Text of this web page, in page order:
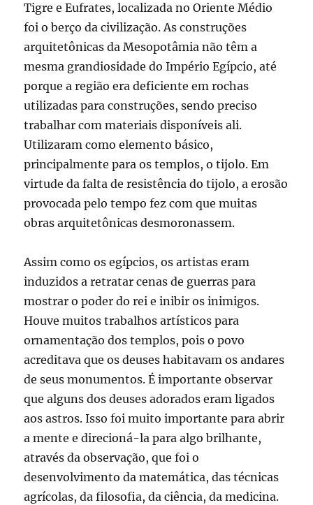
Tigre e Eufrates, localizada no Oriente Médio
foi o berço da civilização. As construções
arquitetônicas da Mesopotâmia não têm a
mesma grandiosidade do Império Egípcio, até
porque a região era deficiente em rochas
utilizadas para construções, sendo preciso
trabalhar com materiais disponíveis ali.
Utilizaram como elemento básico,
principalmente para os templos, o tijolo. Em
virtude da falta de resistência do tijolo, a erosão
provocada pelo tempo fez com que muitas
obras arquitetônicas desmoronassem.
Assim como os egípcios, os artistas eram
induzidos a retratar cenas de guerras para
mostrar o poder do rei e inibir os inimigos.
Houve muitos trabalhos artísticos para
ornamentação dos templos, pois o povo
acreditava que os deuses habitavam os andares
de seus monumentos. É importante observar
que alguns dos deuses adorados eram ligados
aos astros. Isso foi muito importante para abrir
a mente e direcioná-la para algo brilhante,
através da observação, que foi o
desenvolvimento da matemática, das técnicas
agrícolas, da filosofia, da ciência, da medicina.